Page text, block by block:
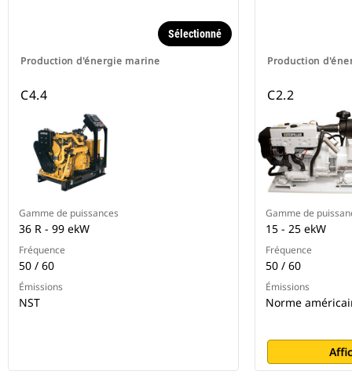
Production d'énergie marine
Sélectionné
C4.4
Gamme de puissances
36 R - 99 ekW
Fréquence
50 / 60
Émissions
NST
Production
C2.2
Gamme de
15 - 25 ekW
Fréquence
50 / 60
Émissions
Norme